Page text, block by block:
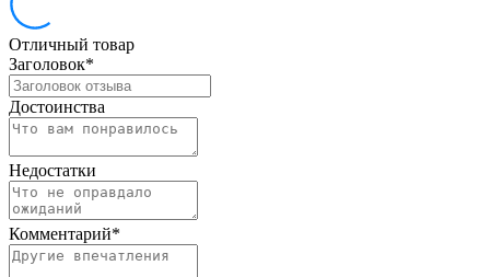
Отличный товар
Заголовок*
Достоинства
Недостатки
Комментарий*